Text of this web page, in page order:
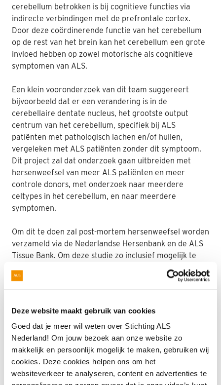
Deze website maakt gebruik van cookies
Goed dat je meer wil weten over Stichting ALS
Nederland! Om jouw bezoek aan onze website zo
makkelijk en persoonlijk mogelijk te maken, gebruiken wij
cookies. Deze cookies helpen ons om het
websiteverkeer te analyseren, content en advertenties te
cerebellum betrokken is bij cognitieve functies via
indirecte verbindingen met de prefrontale cortex.
Door deze coördinerende functie van het cerebellum
op de rest van het brein kan het cerebellum een grote
invloed hebben op zowel motorische als cognitieve
symptomen van ALS.
Een klein vooronderzoek van dit team suggereert
bijvoorbeeld dat er een verandering is in de
cerebellaire dentate nucleus, het grootste output
centrum van het cerebellum, specifiek bij ALS
patiënten met pathologisch lachen en/of huilen,
vergeleken met ALS patiënten zonder dit symptoom.
Dit project zal dat onderzoek gaan uitbreiden met
hersenweefsel van meer ALS patiënten en meer
controle donors, met onderzoek naar meerdere
celtypes in het cerebellum, en naar meerdere
symptomen.
Om dit te doen zal post-mortem hersenweefsel worden
verzameld via de Nederlandse Hersenbank en de ALS
Tissue Bank. Om deze studie zo inclusief mogelijk te
maken zal gebruik gemaakt worden van een zo breed
mogelijke patiëntenpopulatie, met weefsel van zowel
van de diagnose, en met diverse symptomen.
Uiteraard zal dit materiaal vergeleken worden met
hersenweefsel van gezonde donoren.
Van dit hersenweefsel zullen verschillende regio’s van
het cerebellum aangekleurd worden om individueel